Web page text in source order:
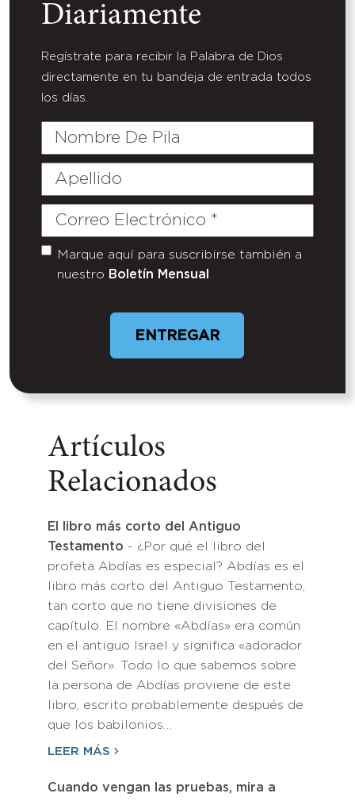
Diariamente
Regístrate para recibir la Palabra de Dios
directamente en tu bandeja de entrada todos
los días.
Nombre
Pila
Apellido
Correo
Untitled
Marque aquí para suscribirse también a
nuestro Boletín Mensual
Artículos
Relacionados
El libro más corto del Antiguo
Testamento - ¿Por qué el libro del
profeta Abdías es especial? Abdías es el
libro más corto del Antiguo Testamento,
tan corto que no tiene divisiones de
capítulo. El nombre «Abdías» era común
en el antiguo Israel y significa «adorador
del Señor». Todo lo que sabemos sobre
la persona de Abdías proviene de este
libro, escrito probablemente después de
que los babilonios…
LEER MÁS
Cuando vengan las pruebas, mira a